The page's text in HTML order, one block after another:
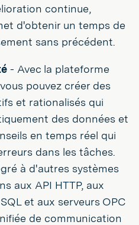
continue,
d'obtenir un temps de
sans précédent.
- Avec la plateforme
pouvez créer des
et rationalisés qui
des données et
en temps réel qui
dans les tâches.
à d'autres systèmes
aux API HTTP, aux
et aux serveurs OPC
de communication